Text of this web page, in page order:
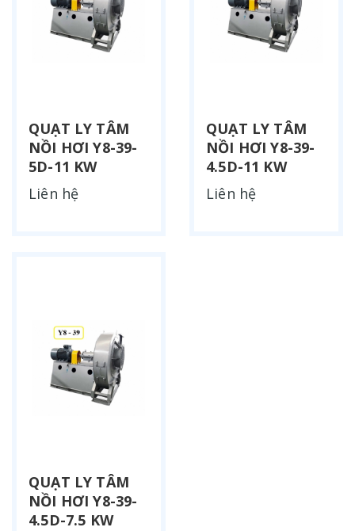
QUẠT LY TÂM
NỒI HƠI Y8-39-
5D-11 KW
Liên hệ
QUẠT LY TÂM
NỒI HƠI Y8-39-
4.5D-11 KW
Liên hệ
QUẠT LY TÂM
NỒI HƠI Y8-39-
4.5D-7.5 KW